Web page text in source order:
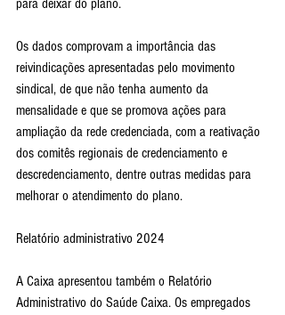
para deixar do plano.
Os dados comprovam a importância das
reivindicações apresentadas pelo movimento
sindical, de que não tenha aumento da
mensalidade e que se promova ações para
ampliação da rede credenciada, com a reativação
dos comitês regionais de credenciamento e
descredenciamento, dentre outras medidas para
melhorar o atendimento do plano.
Relatório administrativo 2024
A Caixa apresentou também o Relatório
Administrativo do Saúde Caixa. Os empregados